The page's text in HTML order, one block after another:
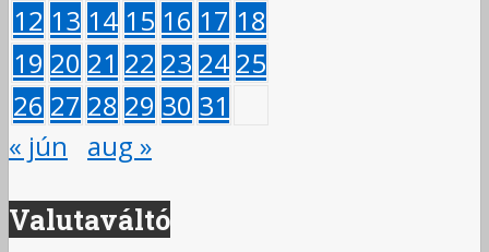
12 13 14 15 16 17 18
19 20 21 22 23 24 25
26 27 28 29 30 31
« jún
aug »
Valutaváltó